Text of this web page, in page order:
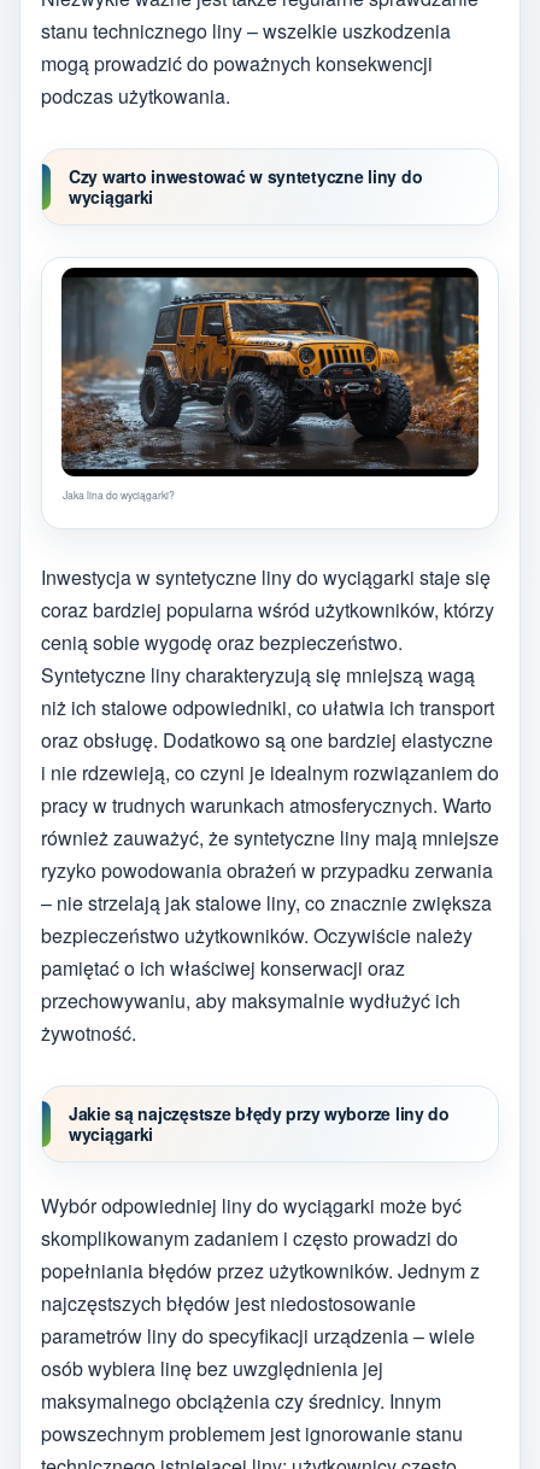
stanu technicznego liny – wszelkie uszkodzenia
mogą prowadzić do poważnych konsekwencji
podczas użytkowania.
Czy warto inwestować w syntetyczne liny do
wyciągarki
Jaka lina do wyciągarki?
Inwestycja w syntetyczne liny do wyciągarki staje się
coraz bardziej popularna wśród użytkowników, którzy
cenią sobie wygodę oraz bezpieczeństwo.
Syntetyczne liny charakteryzują się mniejszą wagą
niż ich stalowe odpowiedniki, co ułatwia ich transport
oraz obsługę. Dodatkowo są one bardziej elastyczne
i nie rdzewieją, co czyni je idealnym rozwiązaniem do
pracy w trudnych warunkach atmosferycznych. Warto
również zauważyć, że syntetyczne liny mają mniejsze
ryzyko powodowania obrażeń w przypadku zerwania
– nie strzelają jak stalowe liny, co znacznie zwiększa
bezpieczeństwo użytkowników. Oczywiście należy
pamiętać o ich właściwej konserwacji oraz
przechowywaniu, aby maksymalnie wydłużyć ich
żywotność.
Jakie są najczęstsze błędy przy wyborze liny do
wyciągarki
Wybór odpowiedniej liny do wyciągarki może być
skomplikowanym zadaniem i często prowadzi do
popełniania błędów przez użytkowników. Jednym z
najczęstszych błędów jest niedostosowanie
parametrów liny do specyfikacji urządzenia – wiele
osób wybiera linę bez uwzględnienia jej
maksymalnego obciążenia czy średnicy. Innym
powszechnym problemem jest ignorowanie stanu